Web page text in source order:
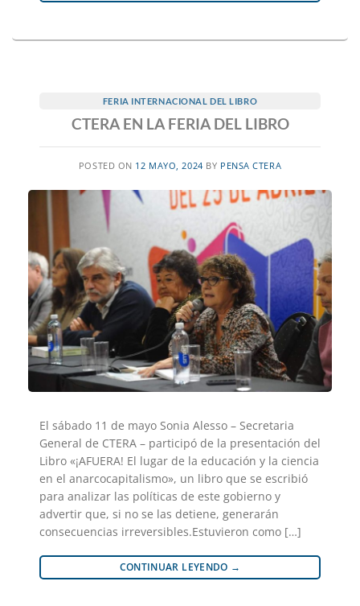
FERIA INTERNACIONAL DEL LIBRO
CTERA EN LA FERIA DEL LIBRO
POSTED ON 12 MAYO, 2024 BY PENSA CTERA
El sábado 11 de mayo Sonia Alesso – Secretaria
General de CTERA – participó de la presentación del
Libro «¡AFUERA! El lugar de la educación y la ciencia
en el anarcocapitalismo», un libro que se escribió
para analizar las políticas de este gobierno y
advertir que, si no se las detiene, generarán
consecuencias irreversibles.Estuvieron como […]
CONTINUAR LEYENDO →